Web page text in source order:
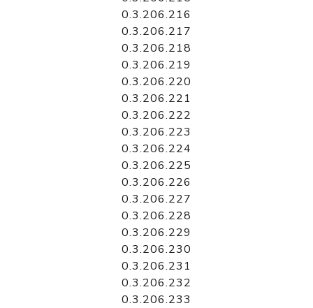
0.3.206.216
0.3.206.217
0.3.206.218
0.3.206.219
0.3.206.220
0.3.206.221
0.3.206.222
0.3.206.223
0.3.206.224
0.3.206.225
0.3.206.226
0.3.206.227
0.3.206.228
0.3.206.229
0.3.206.230
0.3.206.231
0.3.206.232
0.3.206.233